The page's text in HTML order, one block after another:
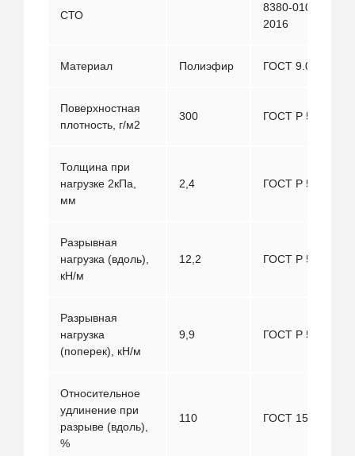
СТО
8380-010-
2016
Материал Полиэфир ГОСТ 9.049-91
Поверхностная
плотность, г/м2
300 ГОСТ Р 50277
Толщина при
нагрузке 2кПа,
мм
2,4 ГОСТ Р 50276
Разрывная
нагрузка (вдоль),
кН/м
12,2 ГОСТ Р 53226
Разрывная
нагрузка
(поперек), кН/м
9,9 ГОСТ Р 53226
Относительное
удлинение при
разрыве (вдоль),
%
110 ГОСТ 15902.3